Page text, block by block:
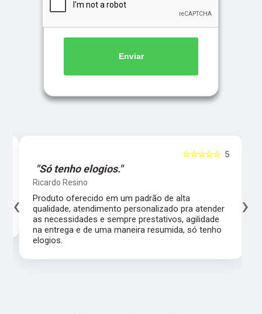
Enviar
5
☆☆☆☆☆
"Só tenho elogios."
Ricardo Resino
Produto oferecido em um padrão de alta
qualidade, atendimento personalizado pra atender
as necessidades e sempre prestativos, agilidade
na entrega e de uma maneira resumida, só tenho
elogios.
‹ ›